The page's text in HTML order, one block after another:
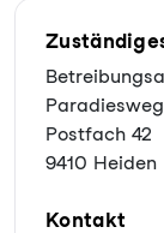
Postfach 42
9410 Heiden
Kontakt